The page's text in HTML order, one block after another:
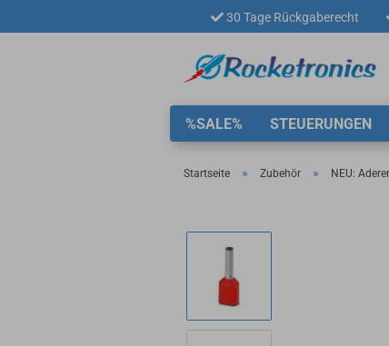
30 Tage Rückgaberecht
%SALE% STEUERUNGEN
Startseite » Zubehör » NEU: